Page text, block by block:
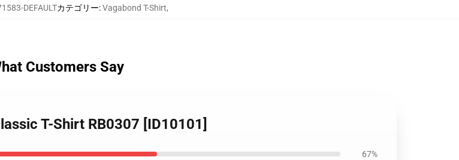
DEFAULTカテゴリー:Vagabond T-Shirt,
Customers Say
T-Shirt RB0307 [ID10101]
67%